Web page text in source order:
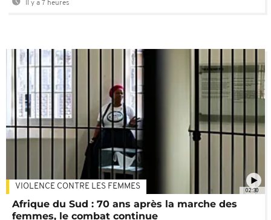
Il y a 7 heures
02:30
VIOLENCE CONTRE LES FEMMES
Afrique du Sud : 70 ans après la marche des
femmes, le combat continue